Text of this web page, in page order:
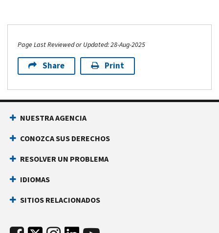
Page Last Reviewed or Updated: 28-Aug-2025
Share Print
NUESTRA AGENCIA
CONOZCA SUS DERECHOS
RESOLVER UN PROBLEMA
IDIOMAS
SITIOS RELACIONADOS